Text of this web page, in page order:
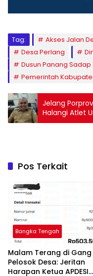
Tag: Akses Jalan
Desa Perlang
Dusun Panang Sadap
Pemerintah
Jelang
Halangi Atlet
Pos Terkait
Bangka Tengah
Malam Terang di Gang
Pelosok Desa: Jeritan
Harapan Ketua APDESI